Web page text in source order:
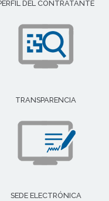
DEL CONTRATANTE
TRANSPARENCIA
SEDE ELECTRÓNICA